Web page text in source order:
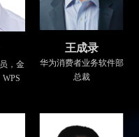
，金
王成录
华为消费者业务软件部
总裁